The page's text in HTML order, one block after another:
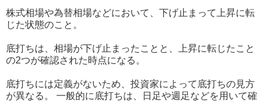
株式相場や為替相場などにおいて、下げ止まって上昇に転
じた状態のこと。
底打ちは、相場が下げ止まったことと、上昇に転じたこと
の2つが確認された時点になる。
底打ちには定義がないため、投資家によって底打ちの見方
が異なる。 一般的に底打ちは、日足や週足などを用いて確